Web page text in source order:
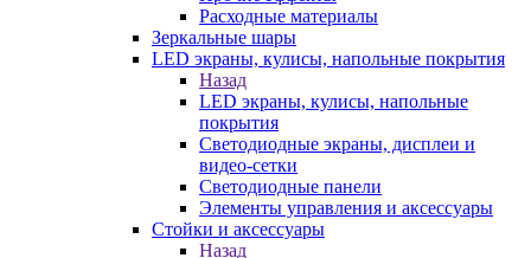
Расходные материалы
Зеркальные шары
LED экраны, кулисы, напольные покрытия
Назад
LED экраны, кулисы, напольные
покрытия
Светодиодные экраны, дисплеи и
видео-сетки
Светодиодные панели
Элементы управления и аксессуары
Стойки и аксессуары
Назад